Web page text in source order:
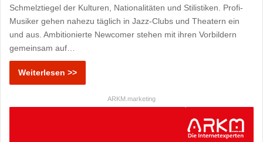
Schmelztiegel der Kulturen, Nationalitäten und Stilistiken. Profi-
Musiker gehen nahezu täglich in Jazz-Clubs und Theatern ein
und aus. Ambitionierte Newcomer stehen mit ihren Vorbildern
gemeinsam auf…
Weiterlesen >>
ARKM.marketing